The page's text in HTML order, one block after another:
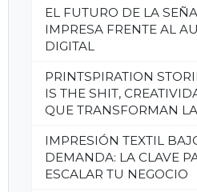
EL FUTURO DE LA
IMPRESA FRENTE AL
DIGITAL
PRINTSPIRATION
IS THE SHIT,
QUE TRANSFORMAN
IMPRESIÓN TEXTIL
DEMANDA: LA CLAVE
ESCALAR TU NEGOCIO